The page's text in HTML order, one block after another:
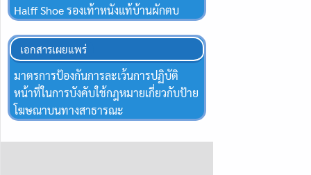
Halff Shoe รองเท้าหนังแท้บ้านผักตบ
เอกสารเผยแพร่
มาตรการป้องกันการละเว้นการปฏิบัติ
หน้าที่ในการบังคับใช้กฎหมายเกี่ยวกับป้าย
โฆษณาบนทางสาธารณะ